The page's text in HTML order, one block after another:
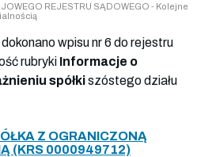
REJESTRU SĄDOWEGO - Kolejne
wpisu nr 6 do rejestru
rubryki Informacje o
spółkiszóstego działu
Z OGRANICZONĄ
(KRS 0000949712)